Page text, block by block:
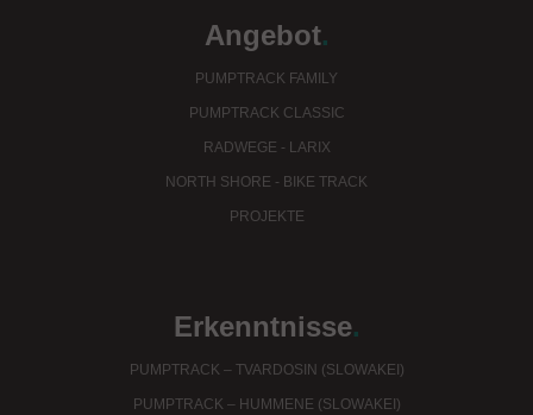
Angebot.
PUMPTRACK FAMILY
PUMPTRACK CLASSIC
RADWEGE - LARIX
NORTH SHORE - BIKE TRACK
PROJEKTE
Erkenntnisse.
PUMPTRACK – TVARDOSIN (SLOWAKEI)
PUMPTRACK – HUMMENE (SLOWAKEI)